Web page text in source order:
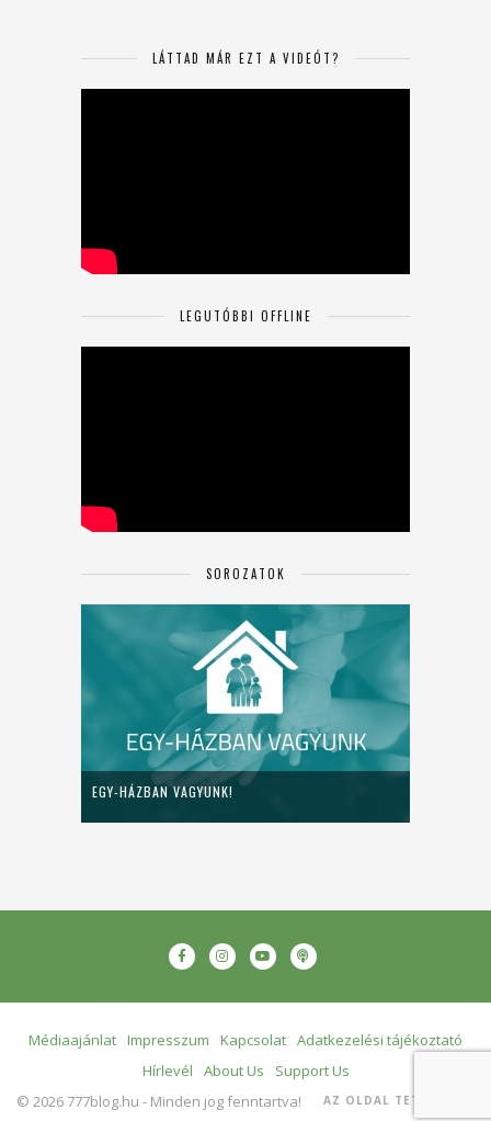
LÁTTAD MÁR EZT A VIDEÓT?
LEGUTÓBBI OFFLINE
SOROZATOK
EGY-HÁZBAN VAGYUNK!
Médiaajánlat Impresszum Kapcsolat Adatkezelési tájékoztató
Hírlevél
About Us
Support Us
© 2026 777blog.hu - Minden jog fenntartva!
AZ OLDAL TETEJÉRE